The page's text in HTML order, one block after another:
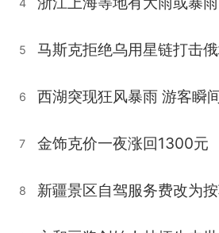
4
5
6
7 金饰克价一夜涨回1300元
8